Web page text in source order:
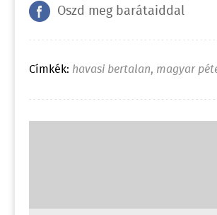
Oszd meg barátaiddal
Címkék: havasi bertalan, magyar